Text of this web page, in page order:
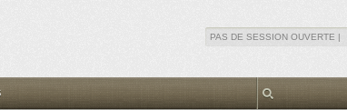
PAS DE SESSION OUVERTE |